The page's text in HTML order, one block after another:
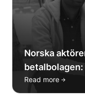
Norska
betalbolagen:
Read more →